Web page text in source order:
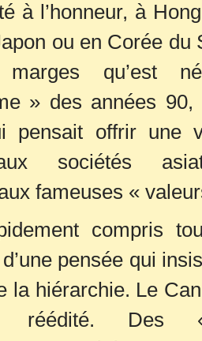
à l’honneur, à
ou en Corée du
marges qu’est
» des années 90,
pensait offrir une
sociétés
fameuses «
compris
pensée qui
la hiérarchie. Le
réédité. Des «